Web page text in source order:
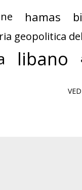
hamas
geopolitica
libano